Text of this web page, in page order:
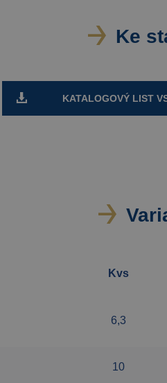
Ke
KATALOGOVÝ LIST
Kvs
6,3
10